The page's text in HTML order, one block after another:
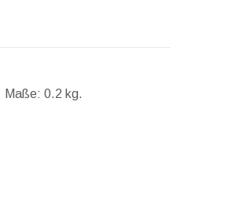
Maße: 0.2 kg.